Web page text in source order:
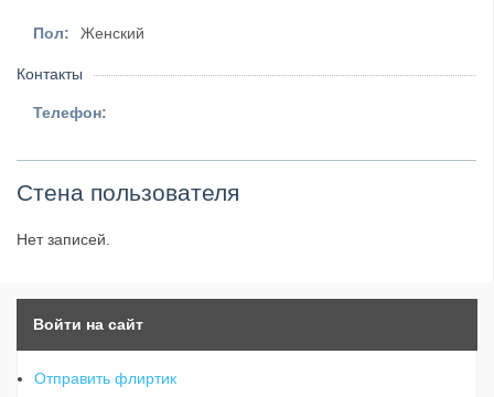
Пол: Женский
Контакты
Телефон:
Стена пользователя
Нет записей.
Войти на сайт
Отправить флиртик